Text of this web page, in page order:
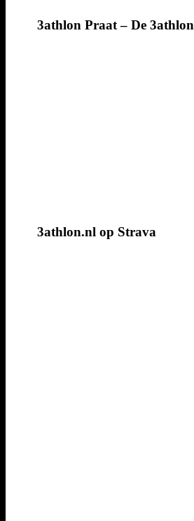
3athlon Praat – De
3athlon.nl op Strava